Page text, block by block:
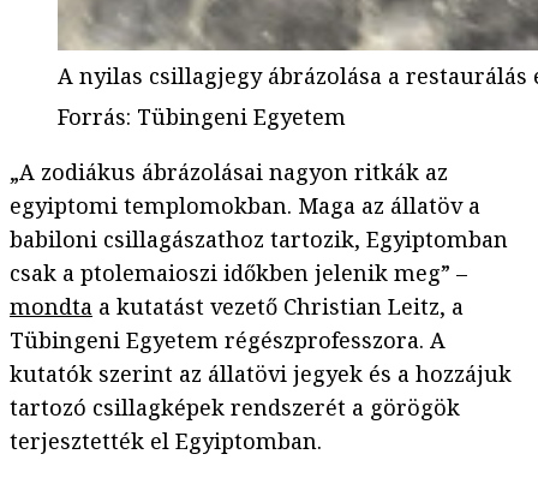
A nyilas csillagjegy ábrázolása a restaurálás
Forrás: Tübingeni Egyetem
„A zodiákus ábrázolásai nagyon ritkák az
egyiptomi templomokban. Maga az állatöv a
babiloni csillagászathoz tartozik, Egyiptomban
csak a ptolemaioszi időkben jelenik meg” –
mondta a kutatást vezető Christian Leitz, a
Tübingeni Egyetem régészprofesszora. A
kutatók szerint az állatövi jegyek és a hozzájuk
tartozó csillagképek rendszerét a görögök
terjesztették el Egyiptomban.